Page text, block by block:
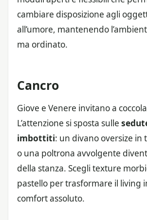
cambiare disposizione agli
all’umore, mantenendo
ma ordinato.
Cancro
Giove e Venere invitano a
L’attenzione si sposta sulle
imbottiti: un divano oversize in
o una poltrona avvolgente
della stanza. Scegli texture
pastello per trasformare il living
comfort assoluto.